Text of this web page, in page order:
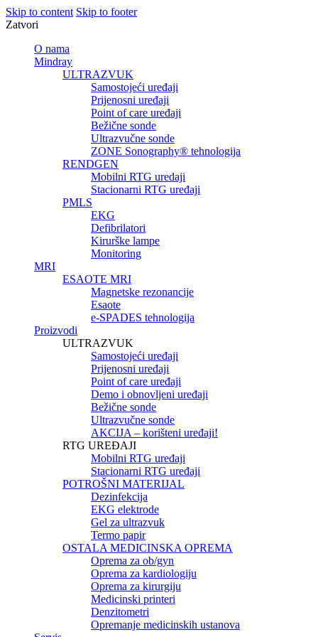
Skip to content Skip to footer
Zatvori
O nama
Mindray
ULTRAZVUK
Samostojeći uređaji
Prijenosni uređaji
Point of care uređaji
Bežične sonde
Ultrazvučne sonde
ZONE Sonography® tehnologija
RENDGEN
Mobilni RTG uredaji
Stacionarni RTG uređaji
PMLS
EKG
Defibrilatori
Kirurške lampe
Monitoring
MRI
ESAOTE MRI
Magnetske rezonancije
Esaote
e-SPADES tehnologija
Proizvodi
ULTRAZVUK
Samostojeći uređaji
Prijenosni uređaji
Point of care uređaji
Demo i obnovljeni uređaji
Bežične sonde
Ultrazvučne sonde
AKCIJA – korišteni uređaji!
RTG UREĐAJI
Mobilni RTG uređaji
Stacionarni RTG uređaji
POTROŠNI MATERIJAL
Dezinfekcija
EKG elektrode
Gel za ultrazvuk
Termo papir
OSTALA MEDICINSKA OPREMA
Oprema za ob/gyn
Oprema za kardiologiju
Oprema za kirurgiju
Medicinski printeri
Denzitometri
Opremanje medicinskih ustanova